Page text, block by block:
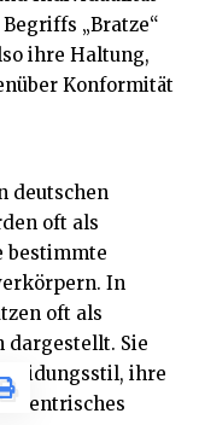
„Bratze“
ihre Haltung,
Konformität
deutschen
oft als
bestimmte
In
oft als
dargestellt. Sie
ihre